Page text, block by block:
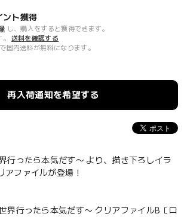
ント獲得
し、購入をすると獲得できます。
送料を確認する
国内送料が無料になります。
再入荷通知を希望する
行ったら本気だす〜 より、描き下ろしイラ
アファイルが登場！
界行ったら本気だす〜 クリアファイルB〔ロ